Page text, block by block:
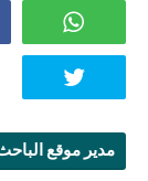
مدير موقع